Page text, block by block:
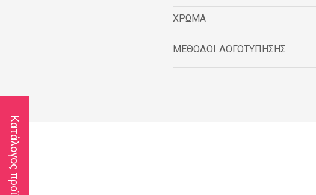
Κατάλογος προϊόντων
ΧΡΩΜΑ
ΜΕΘΟΔΟΙ ΛΟΓΟΤΥΠΗΣΗΣ